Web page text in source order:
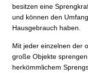
besitzen eine
und können den
Hausgebrauch haben.
Mit jeder einzelnen der
große Objekte
herkömmlichem